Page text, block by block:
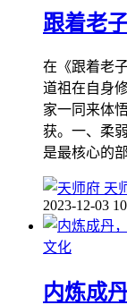
跟着老
在《跟着老
道祖在自身
家一同来体
获。一、柔
是最核心的
天
2023-12-03
文化
内炼成